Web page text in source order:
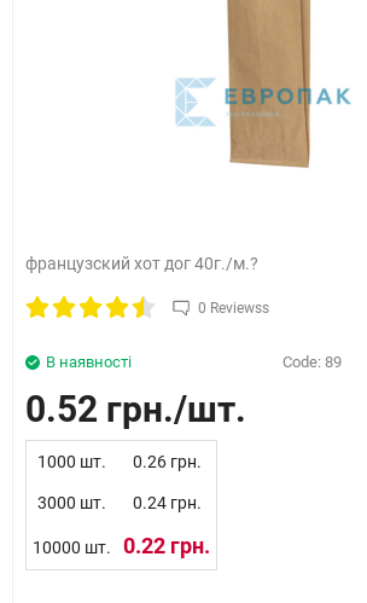
французский хот дог 40г./м.?
0 Reviewss
В наявності Code: 89
0.52 грн.
1000 шт. 0.26 грн.
3000 шт. 0.24 грн.
10000 шт. 0.22 грн.